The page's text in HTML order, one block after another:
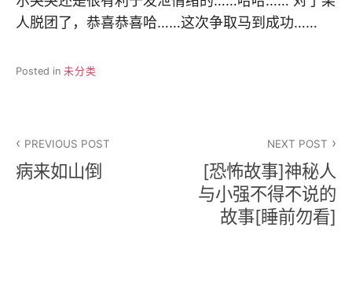
人脱团了，恭喜恭喜哈……这次争取马到成功……
Posted in 未分类
章
PREVIOUS POST
病来如山倒
NEXT POST
[恐怖故事]神秘人
与小强不得不说的
故事[睡前勿看]